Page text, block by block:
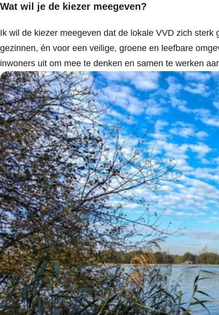
Wat wil je de kiezer meegeven?
Ik wil de kiezer meegeven dat de lokale VVD zich
gezinnen, én voor een veilige, groene en leefbare
inwoners uit om mee te denken en samen te werken